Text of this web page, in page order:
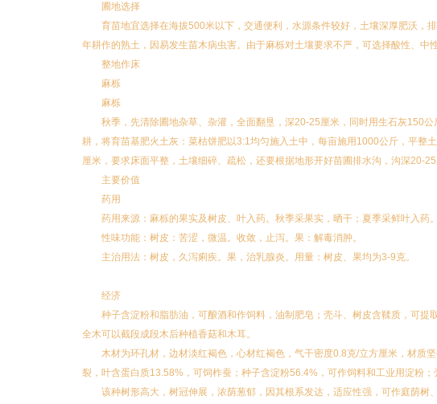
圃地选择
育苗地宜选择在海拔500米以下，交通便利，水源条件较好，土壤深厚肥沃，
年耕作的熟土，因易发生苗木病虫害。由于麻栎对土壤要求不严，可选择酸性、中
整地作床
麻栎
麻栎
秋季，先清除圃地杂草、杂灌，全面翻垦，深20-25厘米，同时用生石灰150
耕，将育苗基肥火土灰：菜枯饼肥以3:1均匀施入土中，每亩施用1000公斤，平整
厘米，要求床面平整，土壤细碎、疏松，还要根据地形开好苗圃排水沟，沟深20-25
主要价值
药用
药用来源：麻栎的果实及树皮、叶入药。秋季采果实，晒干；夏季采鲜叶入药。
性味功能：树皮：苦涩，微温。收敛，止泻。果：解毒消肿。
主治用法：树皮，久泻痢疾。果，治乳腺炎。用量：树皮、果均为3-9克。
经济
种子含淀粉和脂肪油，可酿酒和作饲料，油制肥皂；壳斗、树皮含鞣质，可提
全木可以截段成段木后种植香菇和木耳。
木材为环孔材，边材淡红褐色，心材红褐色，气干密度0.8克/立方厘米，材质
裂，叶含蛋白质13.58%，可饲柞蚕；种子含淀粉56.4%，可作饲料和工业用淀粉；
该种树形高大，树冠伸展，浓荫葱郁，因其根系发达，适应性强，可作庭荫树